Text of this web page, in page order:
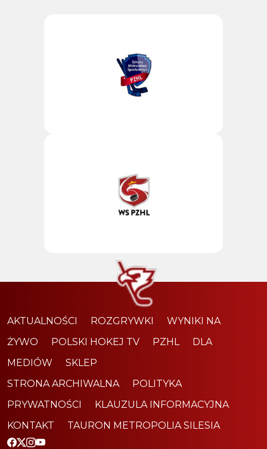
AKTUALNOŚCI ROZGRYWKI
WYNIKI NA
ŻYWO
POLSKI HOKEJ TV PZHL
DLA
MEDIÓW
SKLEP
STRONA ARCHIWALNA
POLITYKA
PRYWATNOŚCI
KLAUZULA INFORMACYJNA
KONTAKT
TAURON METROPOLIA SILESIA